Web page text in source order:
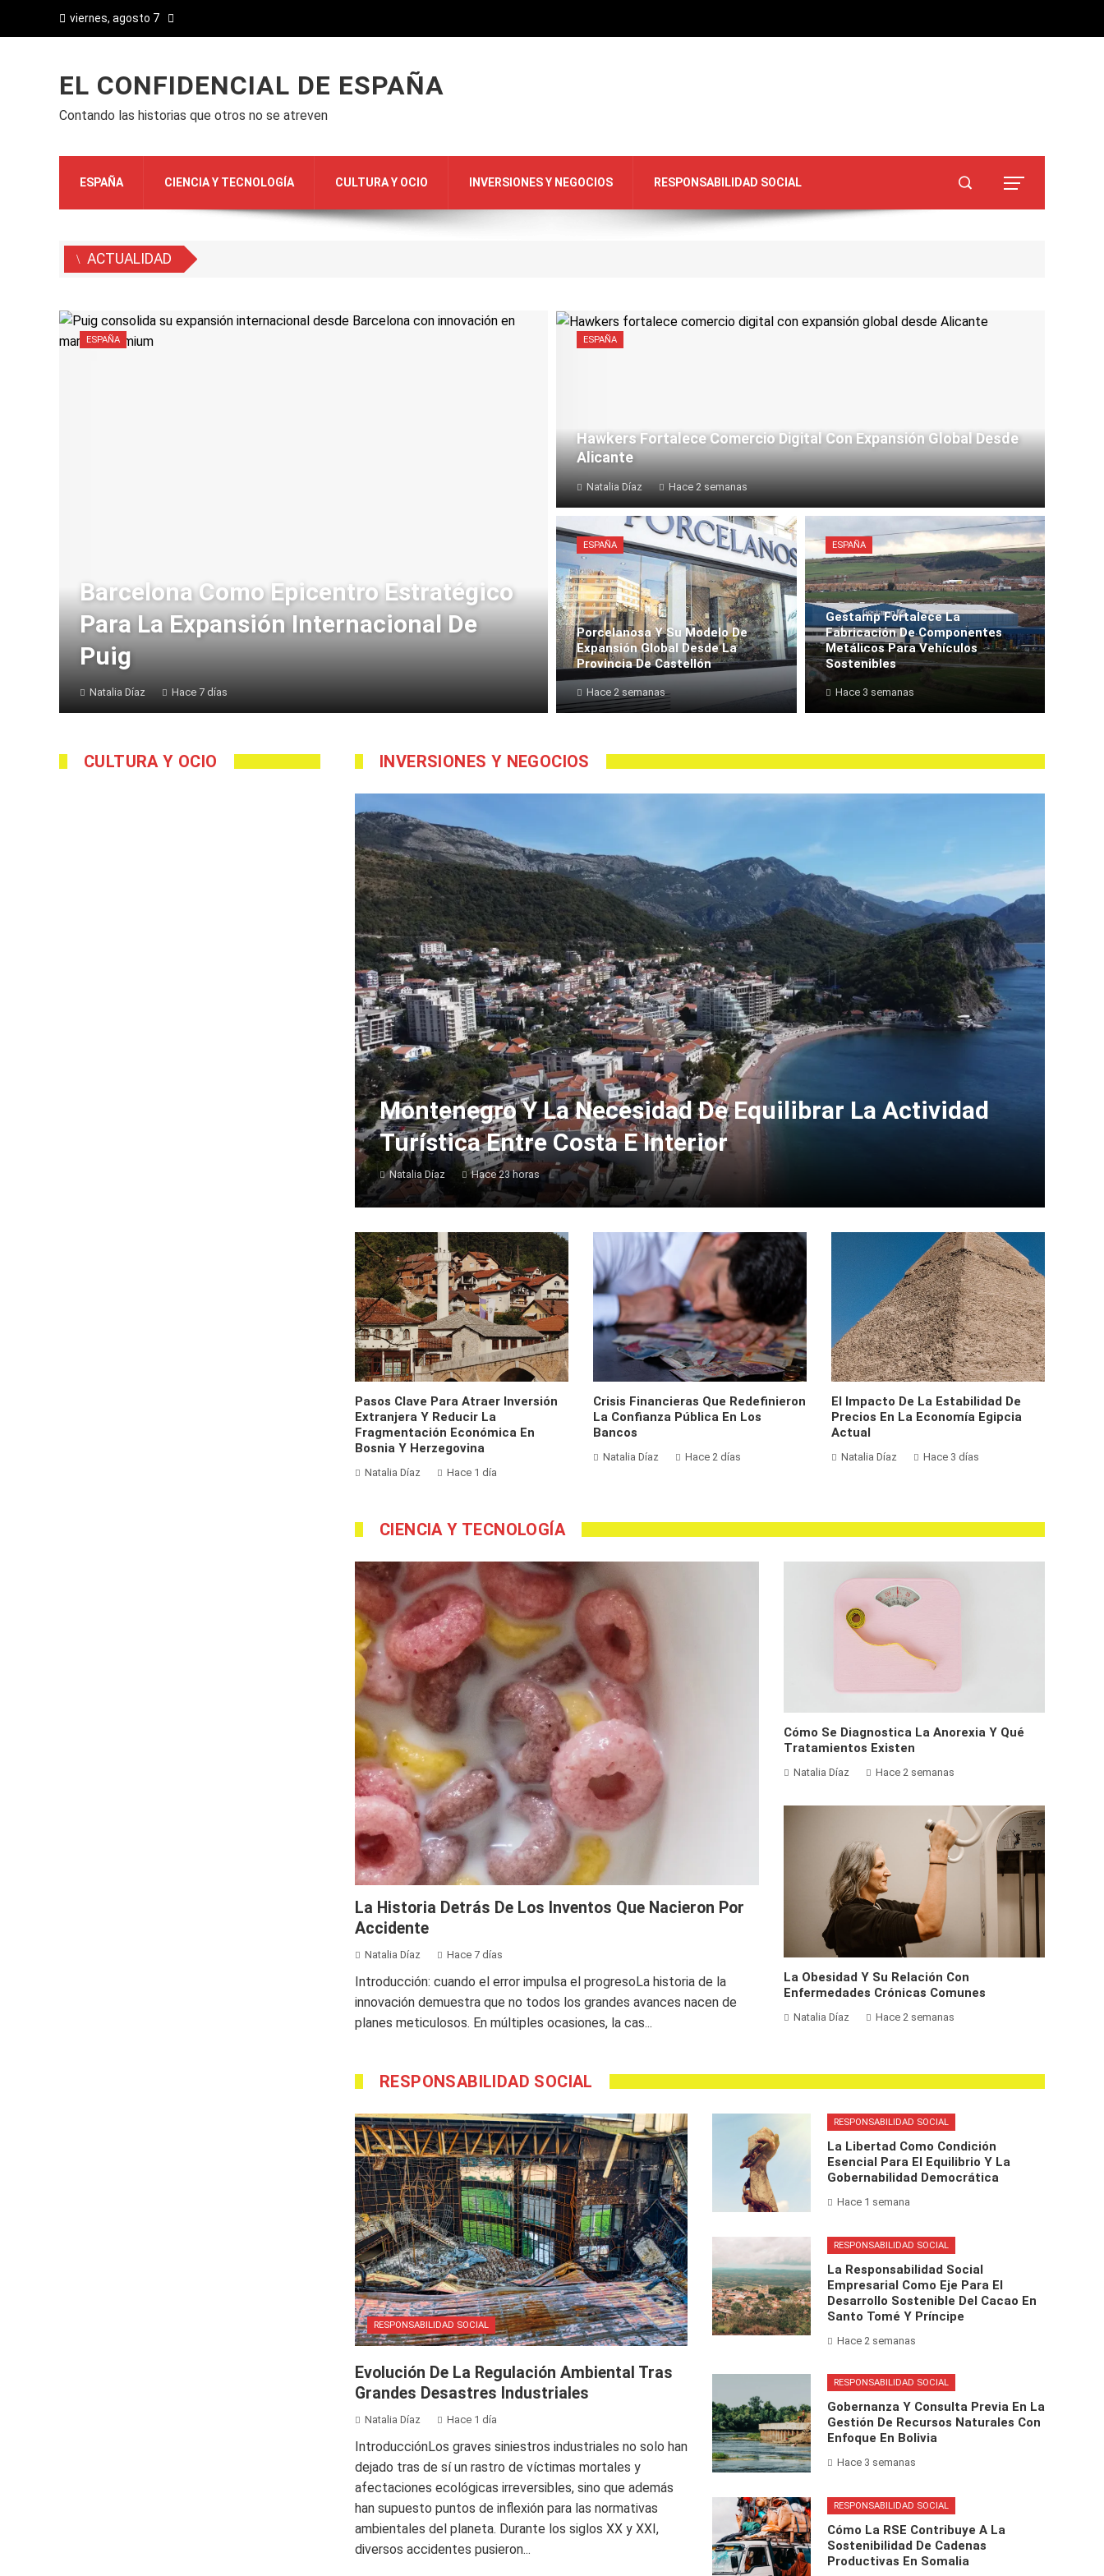
viernes, agosto 7
EL CONFIDENCIAL DE ESPAÑA
Contando las historias que otros no se atreven
ESPAÑA CIENCIA Y TECNOLOGÍA CULTURA Y OCIO INVERSIONES Y NEGOCIOS RESPONSABILIDAD SOCIAL
ACTUALIDAD
ESPAÑA
Barcelona Como Epicentro Estratégico
Para La Expansión Internacional De
Puig
Natalia Díaz Hace 7 días
ESPAÑA
Hawkers Fortalece Comercio Digital Con Expansión Global Desde
Alicante
Natalia Díaz Hace 2 semanas
ESPAÑA
Porcelanosa Y Su Modelo De
Expansión Global Desde La
Provincia De Castellón
Hace 2 semanas
ESPAÑA
Gestamp Fortalece La
Fabricación De Componentes
Metálicos Para Vehículos
Sostenibles
Hace 3 semanas
INVERSIONES Y NEGOCIOS
Montenegro Y La Necesidad De Equilibrar La Actividad
Turística Entre Costa E Interior
Natalia Díaz Hace 23 horas
Pasos Clave Para Atraer Inversión
Extranjera Y Reducir La
Fragmentación Económica En
Bosnia Y Herzegovina
Natalia Díaz Hace 1 día
Crisis Financieras Que Redefinieron
La Confianza Pública En Los
Bancos
Natalia Díaz Hace 2 días
El Impacto De La Estabilidad De
Precios En La Economía Egipcia
Actual
Natalia Díaz Hace 3 días
CIENCIA Y TECNOLOGÍA
La Historia Detrás De Los Inventos Que Nacieron Por
Accidente
Natalia Díaz Hace 7 días
Introducción: cuando el error impulsa el progresoLa historia de la
innovación demuestra que no todos los grandes avances nacen de
planes meticulosos. En múltiples ocasiones, la cas...
Cómo Se Diagnostica La Anorexia Y Qué
Tratamientos Existen
Natalia Díaz Hace 2 semanas
La Obesidad Y Su Relación Con
Enfermedades Crónicas Comunes
Natalia Díaz Hace 2 semanas
RESPONSABILIDAD SOCIAL
RESPONSABILIDAD SOCIAL
Evolución De La Regulación Ambiental Tras
Grandes Desastres Industriales
Natalia Díaz Hace 1 día
IntroducciónLos graves siniestros industriales no solo han
dejado tras de sí un rastro de víctimas mortales y
afectaciones ecológicas irreversibles, sino que además
han supuesto puntos de inflexión para las normativas
ambientales del planeta. Durante los siglos XX y XXI,
diversos accidentes pusieron...
RESPONSABILIDAD SOCIAL
La Libertad Como Condición
Esencial Para El Equilibrio Y La
Gobernabilidad Democrática
Hace 1 semana
RESPONSABILIDAD SOCIAL
La Responsabilidad Social
Empresarial Como Eje Para El
Desarrollo Sostenible Del Cacao En
Santo Tomé Y Príncipe
Hace 2 semanas
RESPONSABILIDAD SOCIAL
Gobernanza Y Consulta Previa En La
Gestión De Recursos Naturales Con
Enfoque En Bolivia
Hace 3 semanas
RESPONSABILIDAD SOCIAL
Cómo La RSE Contribuye A La
Sostenibilidad De Cadenas
Productivas En Somalia
CULTURA Y OCIO